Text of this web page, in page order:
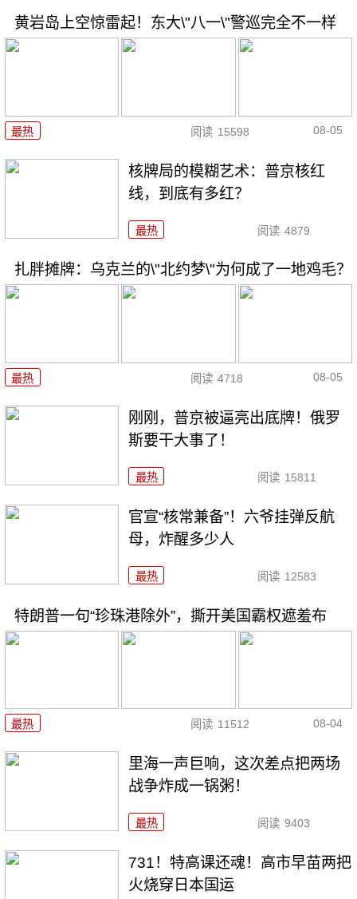
黄岩岛上空惊雷起！东大\"八一\"警巡完全不一样
最热 阅读 15598 08-05
核牌局的模糊艺术：普京核红
线，到底有多红？
最热 阅读 4879
扎胖摊牌：乌克兰的\"北约梦\"为何成了一地鸡毛？
最热 阅读 4718 08-05
刚刚，普京被逼亮出底牌！俄罗
斯要干大事了！
最热 阅读 15811
官宣“核常兼备”！六爷挂弹反航
母，炸醒多少人
最热 阅读 12583
特朗普一句“珍珠港除外”，撕开美国霸权遮羞布
最热 阅读 11512 08-04
里海一声巨响，这次差点把两场
战争炸成一锅粥！
最热 阅读 9403
731！特高课还魂！高市早苗两把
火烧穿日本国运